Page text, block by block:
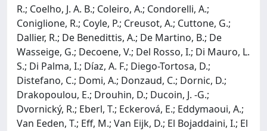
R.; Coelho, J. A. B.; Coleiro, A.; Condorelli, A.;
Coniglione, R.; Coyle, P.; Creusot, A.; Cuttone, G.;
Dallier, R.; De Benedittis, A.; De Martino, B.; De
Wasseige, G.; Decoene, V.; Del Rosso, I.; Di Mauro, L.
S.; Di Palma, I.; Díaz, A. F.; Diego-Tortosa, D.;
Distefano, C.; Domi, A.; Donzaud, C.; Dornic, D.;
Drakopoulou, E.; Drouhin, D.; Ducoin, J. -G.;
Dvornický, R.; Eberl, T.; Eckerová, E.; Eddymaoui, A.;
Van Eeden, T.; Eff, M.; Van Eijk, D.; El Bojaddaini, I.; El